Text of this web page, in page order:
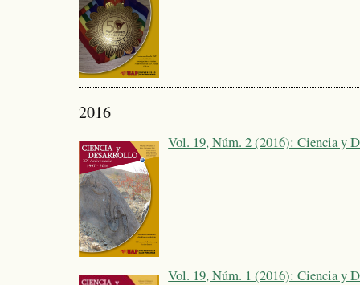
2016
Vol. 19, Núm. 2 (2016): Ciencia y
Vol. 19, Núm. 1 (2016): Ciencia y